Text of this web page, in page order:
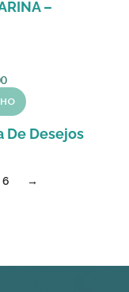
–
De Desejos
6 →